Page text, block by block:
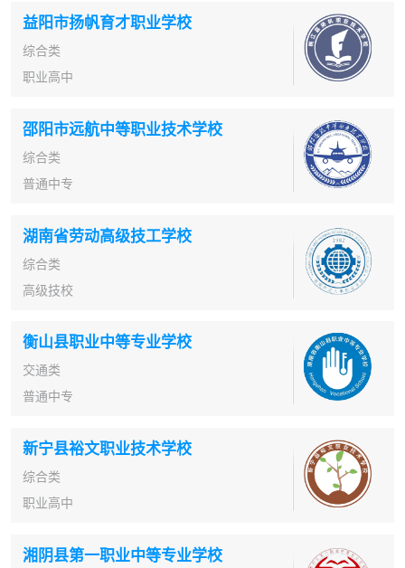
益阳市扬帆育才职业学校
综合类
职业高中
邵阳市远航中等职业技术学校
综合类
普通中专
湖南省劳动高级技工学校
综合类
高级技校
衡山县职业中等专业学校
交通类
普通中专
新宁县裕文职业技术学校
综合类
职业高中
湘阴县第一职业中等专业学校